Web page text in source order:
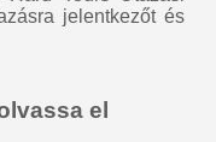
jelentkezőt és
el